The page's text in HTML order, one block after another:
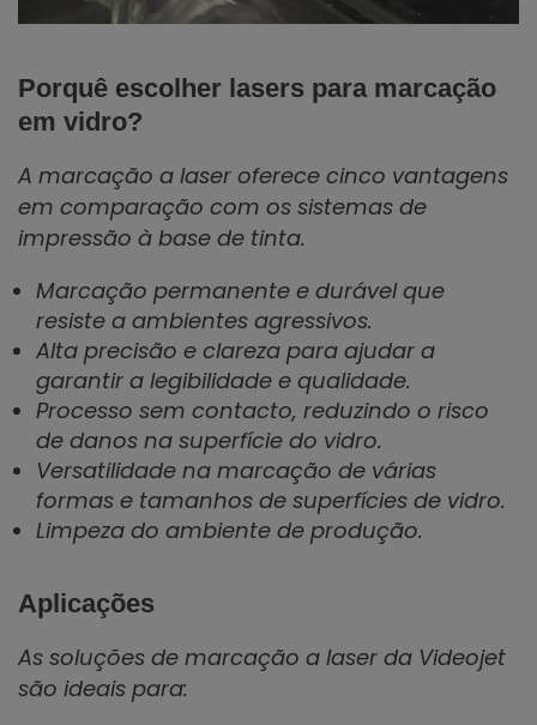
Porquê escolher lasers para marcação
em vidro?
A marcação a laser oferece cinco vantagens
em comparação com os sistemas de
impressão à base de tinta.
Marcação permanente e durável que
resiste a ambientes agressivos.
Alta precisão e clareza para ajudar a
garantir a legibilidade e qualidade.
Processo sem contacto, reduzindo o risco
de danos na superfície do vidro.
Versatilidade na marcação de várias
formas e tamanhos de superfícies de vidro.
Limpeza do ambiente de produção.
Aplicações
As soluções de marcação a laser da Videojet
são ideais para: